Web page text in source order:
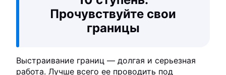
Прочувствуйте свои
границы
Выстраивание границ — долгая и серьезная
работа. Лучше всего ее проводить под